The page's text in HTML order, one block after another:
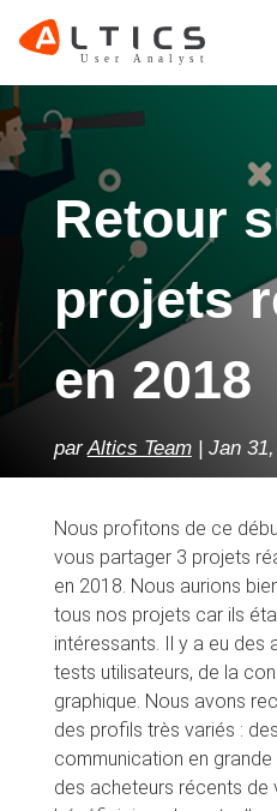
Retour
projets
en 2018
parAltics Team Jan
Nous profitons de ce
vous partager 3 projets
en 2018. Nous aurions
tous nos projets car ils
intéressants. Il y a eu des
tests utilisateurs, de la
graphique. Nous avons
des profils très variés :
communication en
des acheteurs récents de